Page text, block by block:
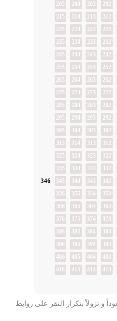
202
203
204
205
212
213
214
215
222
223
224
225
232
233
234
235
242
243
244
245
252
253
254
255
262
263
264
265
272
273
274
275
282
283
284
285
292
293
294
295
302
303
304
305
312
313
314
315
322
323
324
325
332
333
334
335
342
343
344
345
353
354
355
356
363
364
365
366
373
374
375
376
383
384
385
386
393
394
395
396
403
404
405
406
413
414
415
416
و نزولاً بتكرار النقر على روابط